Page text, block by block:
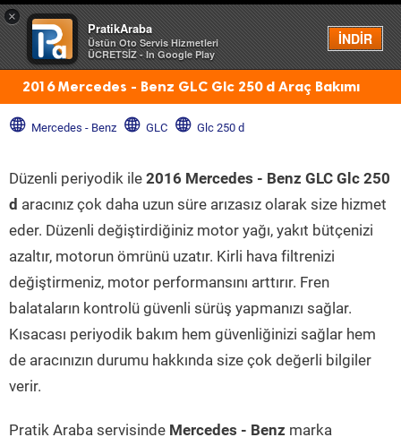
×
PratikAraba
Üstün Oto Servis Hizmetleri
ÜCRETSİZ - In Google Play
İNDİR
Menü
2016 Mercedes - Benz GLC Glc 250 d Araç Bakımı
Mercedes - Benz GLC Glc 250 d
Düzenli periyodik ile 2016 Mercedes - Benz GLC Glc 250
d aracınız çok daha uzun süre arızasız olarak size hizmet
eder. Düzenli değiştirdiğiniz motor yağı, yakıt bütçenizi
azaltır, motorun ömrünü uzatır. Kirli hava filtrenizi
değiştirmeniz, motor performansını arttırır. Fren
balataların kontrolü güvenli sürüş yapmanızı sağlar.
Kısacası periyodik bakım hem güvenliğinizi sağlar hem
de aracınızın durumu hakkında size çok değerli bilgiler
verir.
Pratik Araba servisinde Mercedes - Benz marka